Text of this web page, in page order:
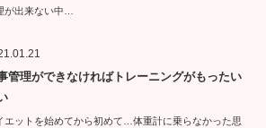
が出来ない中…
管理ができなければトレーニングがもったい
エットを始めてから初めて…体重計に乗らなかった思